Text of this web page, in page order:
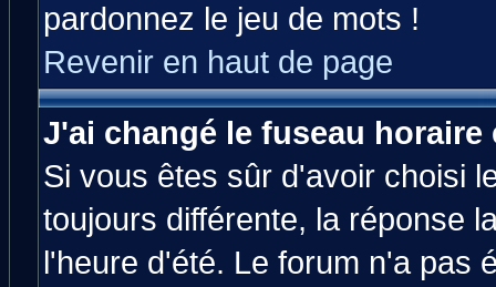
pardonnez le jeu de mots !
Revenir en haut de page
J'ai changé le fuseau
Si vous êtes sûr d'avoir choisi
toujours différente, la réponse
l'heure d'été. Le forum n'a pas